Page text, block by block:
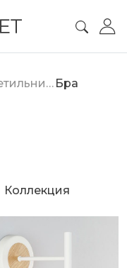
Настенные светильники Бра
Коллекция